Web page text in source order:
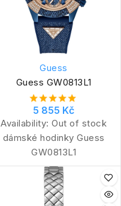
Guess
Guess GW0813L1
5 855 Kč
Availability: Out of stock
dámské hodinky Guess
GW0813L1